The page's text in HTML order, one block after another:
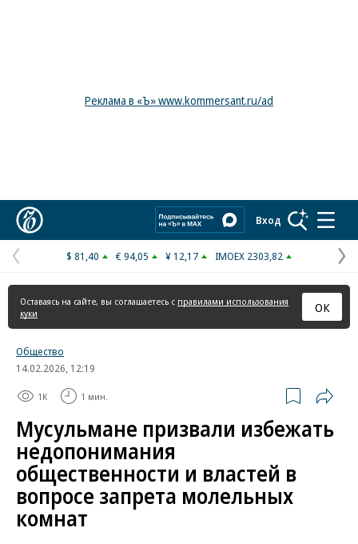
Реклама в «Ъ» www.kommersant.ru/ad
Вход
Предыдущая
страница
$ 81,40 € 94,05 ¥ 12,17 IMOEX 2303,82
Оставаясь на сайте, вы соглашаетесь с правилами использования
куки
ОК
Общество
14.02.2026, 12:19
1K 1 мин.
Мусульмане призвали избежать
недопонимания
общественности и властей в
вопросе запрета молельных
комнат